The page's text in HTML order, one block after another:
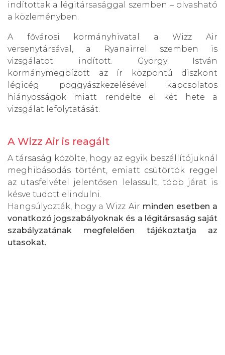
indítottak a légitársasággal szemben – olvasható
a közleményben.
A fővárosi kormányhivatal a Wizz Air
versenytársával, a Ryanairrel szemben is
vizsgálatot indított. György István
kormánymegbízott az ír központú diszkont
légicég poggyászkezelésével kapcsolatos
hiányosságok miatt rendelte el két hete a
vizsgálat lefolytatását.
A Wizz Air is reagált
A társaság közölte, hogy az egyik beszállítójuknál
meghibásodás történt, emiatt csütörtök reggel
az utasfelvétel jelentősen lelassult, több járat is
késve tudott elindulni.
Hangsúlyozták, hogy a Wizz Air minden esetben a
vonatkozó jogszabályoknak és a légitársaság saját
szabályzatának megfelelően tájékoztatja az
utasokat.